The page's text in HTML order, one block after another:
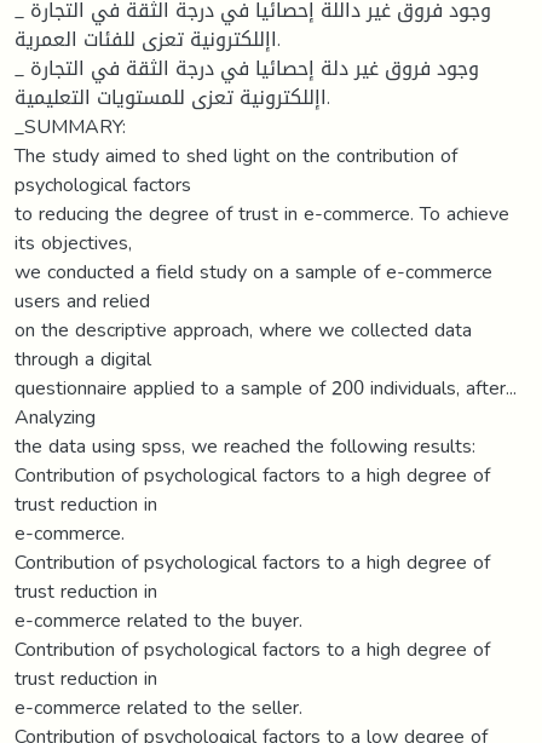
_ وجود فروق غير داللة إحصائيا في درجة الثقة في التجارة
اإللكترونية تعزى للفئات العمرية.
_ وجود فروق غير دلة إحصائيا في درجة الثقة في التجارة
اإللكترونية تعزى للمستويات التعليمية.
_SUMMARY:
The study aimed to shed light on the contribution of
psychological factors
to reducing the degree of trust in e-commerce. To achieve
its objectives,
we conducted a field study on a sample of e-commerce
users and relied
on the descriptive approach, where we collected data
through a digital
questionnaire applied to a sample of 200 individuals, after...
Analyzing
the data using spss, we reached the following results:
Contribution of psychological factors to a high degree of
trust reduction in
e-commerce.
Contribution of psychological factors to a high degree of
trust reduction in
e-commerce related to the buyer.
Contribution of psychological factors to a high degree of
trust reduction in
e-commerce related to the seller.